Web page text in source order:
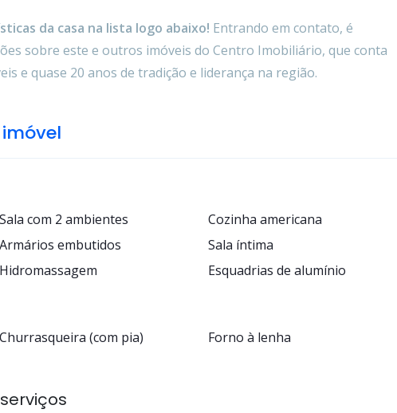
da casa na lista logo abaixo! Entrando em contato, é
sobre este e outros imóveis do Centro Imobiliário, que conta
e quase 20 anos de tradição e liderança na região.
Sala com 2 ambientes
Cozinha americana
Armários embutidos
Sala íntima
Hidromassagem Esquadrias de alumínio
Churrasqueira (com pia)
Forno à lenha